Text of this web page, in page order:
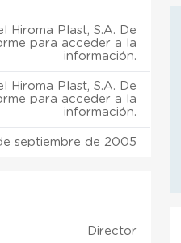
Hiroma Plast, S.A. De
para acceder a la
información.
Hiroma Plast, S.A. De
para acceder a la
información.
septiembre de 2005
Director